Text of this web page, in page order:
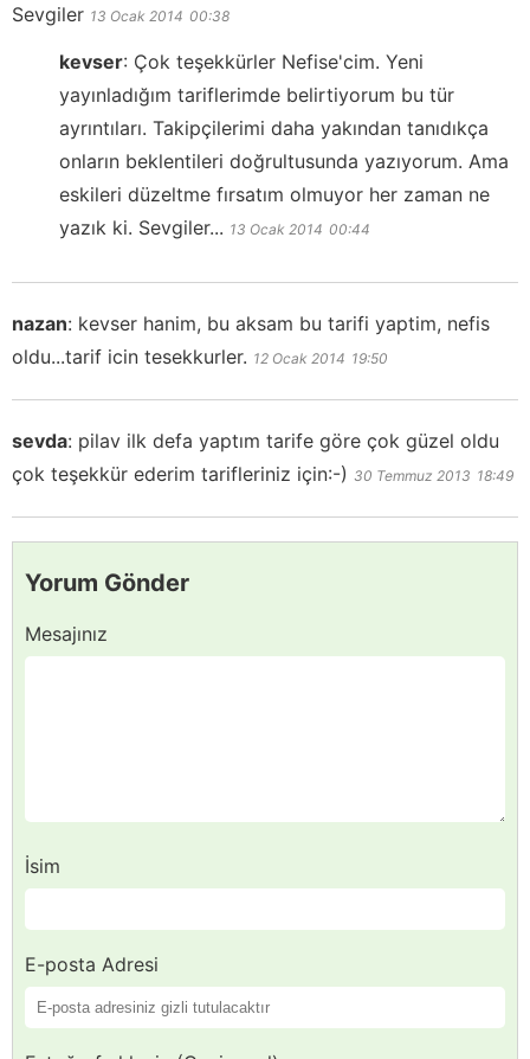
Sevgiler 13 Ocak 2014 00:38
kevser: Çok teşekkürler Nefise'cim. Yeni
yayınladığım tariflerimde belirtiyorum bu tür
ayrıntıları. Takipçilerimi daha yakından tanıdıkça
onların beklentileri doğrultusunda yazıyorum. Ama
eskileri düzeltme fırsatım olmuyor her zaman ne
yazık ki. Sevgiler... 13 Ocak 2014 00:44
nazan: kevser hanim, bu aksam bu tarifi yaptim, nefis
oldu...tarif icin tesekkurler. 12 Ocak 2014 19:50
sevda: pilav ilk defa yaptım tarife göre çok güzel oldu
çok teşekkür ederim tarifleriniz için:-) 30 Temmuz 2013 18:49
Yorum Gönder
Mesajınız
İsim
E-posta Adresi